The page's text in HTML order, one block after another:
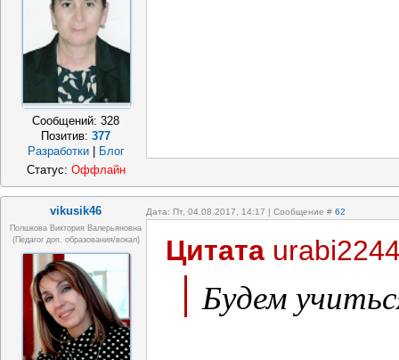
Сообщений:328
Позитив:377
Разработки
Блог
Статус: Оффлайн
vikusik46 Дата: Пт, 04.08.2017, 14:17 | Сообщение # 62
Полшкова Виктория Валерьяновна
(педагог доп. образования/вокал)
Цитата
Будем